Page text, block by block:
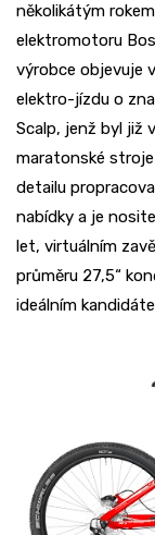
několikátým
elektromotoru
výrobce objevuje
elektro-jízdu o
Scalp, jenž byl již
maratonské
detailu
nabídky a je
let, virtuálním
průměru 27,5“
ideálním